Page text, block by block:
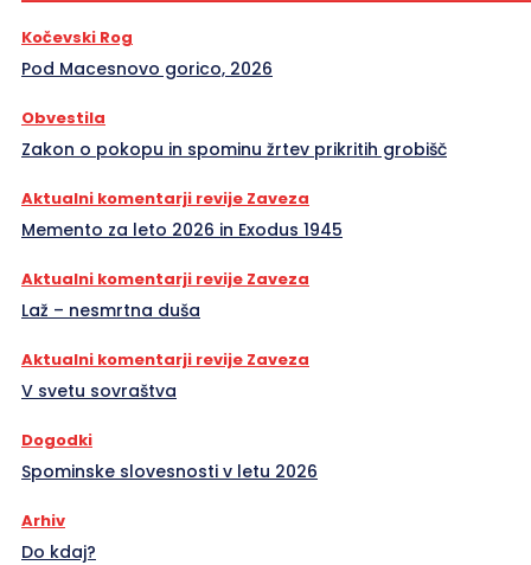
Kočevski Rog
Pod Macesnovo gorico, 2026
Obvestila
Zakon o pokopu in spominu žrtev prikritih grobišč
Aktualni komentarji revije Zaveza
Memento za leto 2026 in Exodus 1945
Aktualni komentarji revije Zaveza
Laž – nesmrtna duša
Aktualni komentarji revije Zaveza
V svetu sovraštva
Dogodki
Spominske slovesnosti v letu 2026
Arhiv
Do kdaj?